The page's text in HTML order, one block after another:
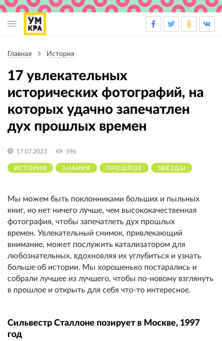
навигации
Главная История
17 увлекательных
исторических фотографий, на
которых удачно запечатлен
дух прошлых времен
ИСТОРИЯ ЗНАНИЯ ПРОШЛОЕ ЗВЁЗДЫ
17.07.2023 596
Мы можем быть поклонниками больших и пыльных
книг, но нет ничего лучше, чем высококачественная
фотография, чтобы запечатлеть дух прошлых
времен. Увлекательный снимок, привлекающий
внимание, может послужить катализатором для
любознательных, вдохновляя их углубиться и узнать
больше об истории. Мы хорошенько постарались и
собрали лучшее из лучшего, чтобы по-новому взглянуть
в прошлое и открыть для себя что-то интересное.
Сильвестр Сталлоне позирует в Москве, 1997
год